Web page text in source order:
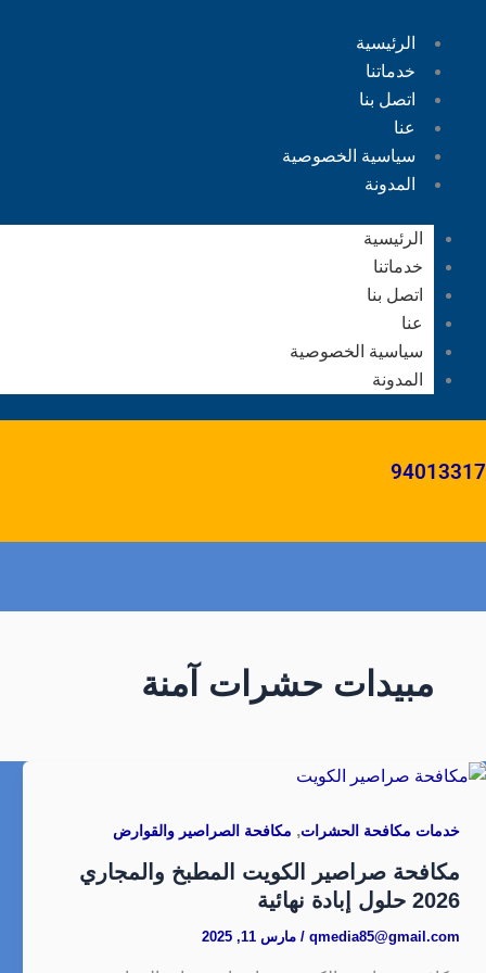
الرئيسية
خدماتنا
اتصل بنا
عنا
سياسية الخصوصية
المدونة
الرئيسية
خدماتنا
اتصل بنا
عنا
سياسية الخصوصية
المدونة
94013317
مبيدات حشرات آمنة
خدمات مكافحة الحشرات, مكافحة الصراصير والقوارض
مكافحة صراصير الكويت المطبخ والمجاري
2026 حلول إبادة نهائية
qmedia85@gmail.com
/ مارس 11, 2025